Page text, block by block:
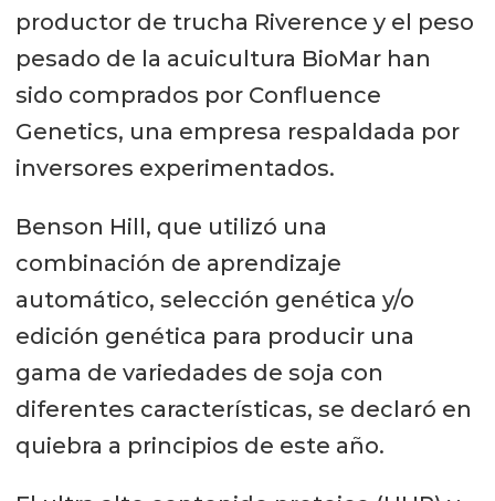
productor de trucha Riverence y el peso
pesado de la acuicultura BioMar han
sido comprados por Confluence
Genetics, una empresa respaldada por
inversores experimentados.
Benson Hill, que utilizó una
combinación de aprendizaje
automático, selección genética y/o
edición genética para producir una
gama de variedades de soja con
diferentes características, se declaró en
quiebra a principios de este año.